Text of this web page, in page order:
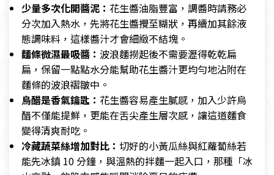
少量多次化開醬泥： 花生醬油脂豐富，調醬時請務必
分次加入熱水，先將花生醬攪至糊狀，再續加其餘液
態調味料，這樣醬汁才會細緻不結塊。
麵條微濕最吸醬： 波浪麵撈起後不需要瀝得乾乾扁
扁，保留一點點水分能幫助花生醬汁更均勻地沾附在
麵條的波浪褶皺中。
烏醋是香氣鑰匙： 花生醬容易產生膩感，加入少許烏
醋不僅能提鮮，更能在舌尖產生層次感，讓這道麵食
變得清爽耐吃。
冷藏蔬菜絲增加對比： 切好的小黃瓜絲與紅蘿蔔絲若
能先冰鎮 10 分鐘，與溫熱的拌麵一起入口，那種「冰